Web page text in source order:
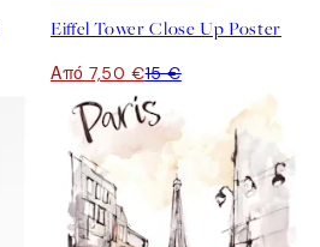
Eiffel Tower Close Up Poster
Από 7,50 €15 €